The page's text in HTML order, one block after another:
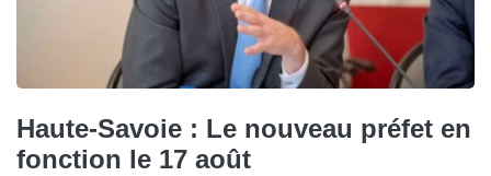
Haute-Savoie : Le nouveau préfet en
fonction le 17 août